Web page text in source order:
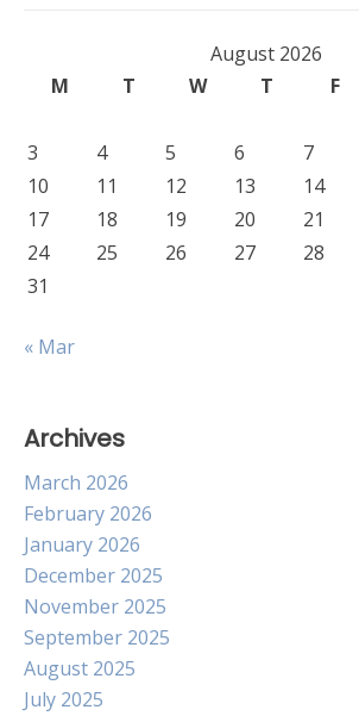
August 2026
M
T W T F
3
4 5 6 7
10
11 12 13 14
17
18 19 20 21
24
25 26 27 28
31
« Mar
Archives
March 2026
February 2026
January 2026
December 2025
November 2025
September 2025
August 2025
July 2025